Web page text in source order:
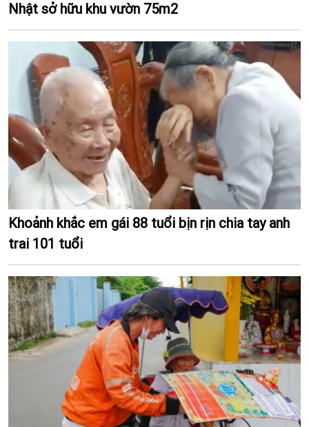
Nhật sở hữu khu vườn 75m2
Khoảnh khắc em gái 88 tuổi bịn rịn chia tay anh
trai 101 tuổi